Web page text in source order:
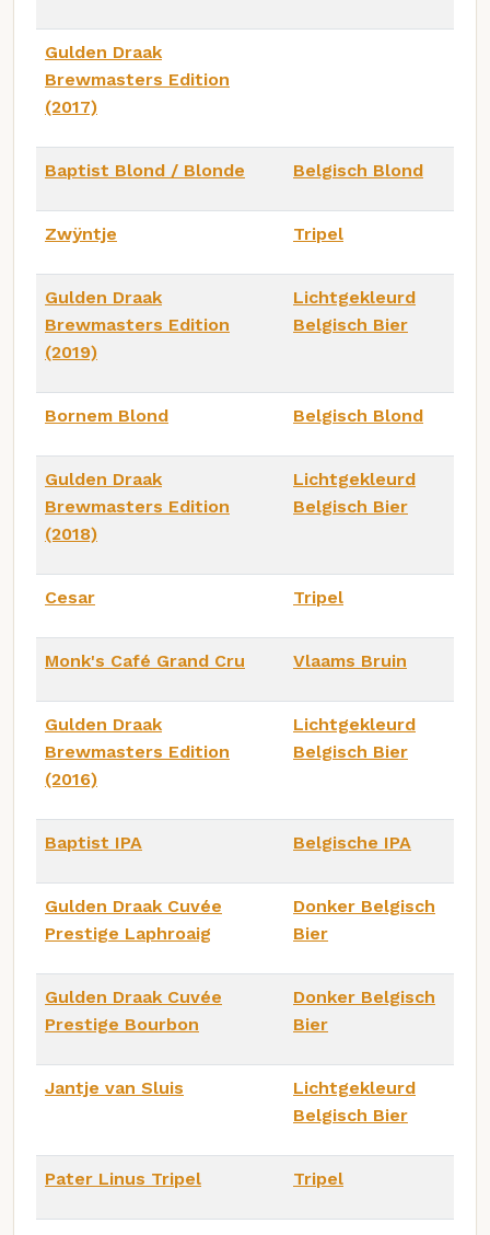
Gulden Draak
Brewmasters Edition
(2017)
Baptist Blond / Blonde Belgisch Blond
Zwÿntje Tripel
Gulden Draak
Brewmasters Edition
(2019)
Lichtgekleurd
Belgisch Bier
Bornem Blond Belgisch Blond
Gulden Draak
Brewmasters Edition
(2018)
Lichtgekleurd
Belgisch Bier
Cesar Tripel
Monk's Café Grand Cru Vlaams Bruin
Gulden Draak
Brewmasters Edition
(2016)
Lichtgekleurd
Belgisch Bier
Baptist IPA Belgische IPA
Gulden Draak Cuvée
Prestige Laphroaig
Donker Belgisch
Bier
Gulden Draak Cuvée
Prestige Bourbon
Donker Belgisch
Bier
Jantje van Sluis
Lichtgekleurd
Belgisch Bier
Pater Linus Tripel Tripel